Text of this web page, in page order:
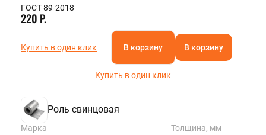
ГОСТ 89-2018
220 Р.
Купить в один клик В корзину В корзину
Купить в один клик
Роль свинцовая
Марка
Толщина, мм